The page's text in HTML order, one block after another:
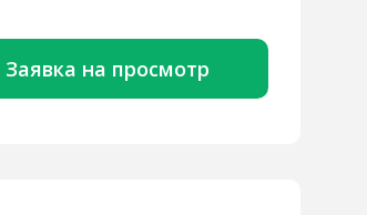
Заявка на просмотр